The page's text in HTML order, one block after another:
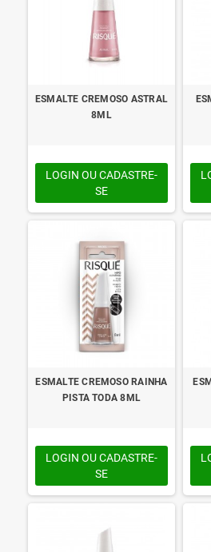
ESMALTE CREMOSO ASTRAL
8ML
LOGIN OU CADASTRE-
SE
ESMALTE CREMOSO RAINHA
PISTA TODA 8ML
LOGIN OU CADASTRE-
SE